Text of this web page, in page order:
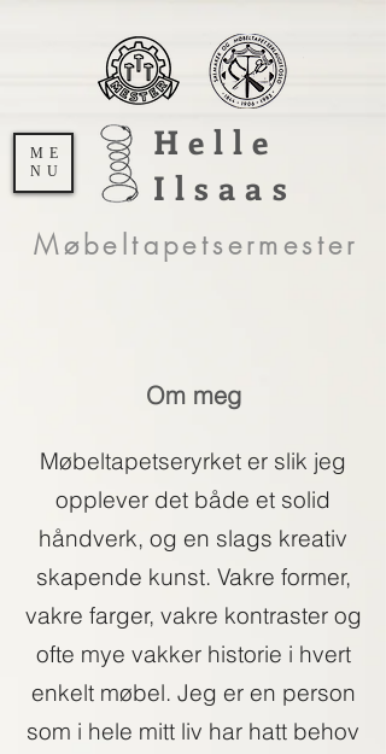
Helle
Ilsaas
Møbeltapetsermester
ME
NU
Om meg
Møbeltapetseryrket er slik jeg
opplever det både et solid
håndverk, og en slags kreativ
skapende kunst. Vakre former,
vakre farger, vakre kontraster og
ofte mye vakker historie i hvert
enkelt møbel. Jeg er en person
som i hele mitt liv har hatt behov